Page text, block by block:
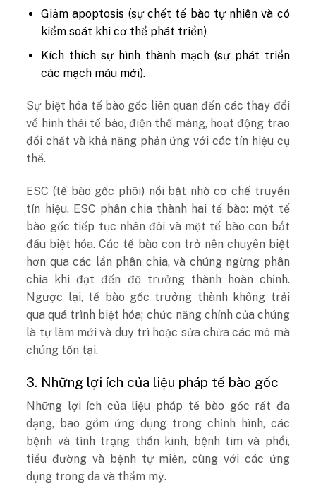
Giảm apoptosis (sự chết tế bào tự nhiên và có
kiểm soát khi cơ thể phát triển)
Kích thích sự hình thành mạch (sự phát triển
các mạch máu mới).
Sự biệt hóa tế bào gốc liên quan đến các thay đổi
về hình thái tế bào, điện thế màng, hoạt động trao
đổi chất và khả năng phản ứng với các tín hiệu cụ
thể.
ESC (tế bào gốc phôi) nổi bật nhờ cơ chế truyền
tín hiệu. ESC phân chia thành hai tế bào: một tế
bào gốc tiếp tục nhân đôi và một tế bào con bắt
đầu biệt hóa. Các tế bào con trở nên chuyên biệt
hơn qua các lần phân chia, và chúng ngừng phân
chia khi đạt đến độ trưởng thành hoàn chỉnh.
Ngược lại, tế bào gốc trưởng thành không trải
qua quá trình biệt hóa; chức năng chính của chúng
là tự làm mới và duy trì hoặc sửa chữa các mô mà
chúng tồn tại.
3. Những lợi ích của liệu pháp tế bào gốc
Những lợi ích của liệu pháp tế bào gốc rất đa
dạng, bao gồm ứng dụng trong chỉnh hình, các
bệnh và tình trạng thần kinh, bệnh tim và phổi,
tiểu đường và bệnh tự miễn, cùng với các ứng
dụng trong da và thẩm mỹ.